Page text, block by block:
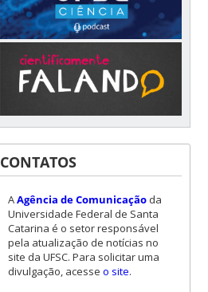
CONTATOS
AAgência de Comunicaçãoda
Universidade Federal de Santa
Catarina é o setor responsável
pela atualização de notícias no
site da UFSC. Para solicitar uma
divulgação, acesse o site.